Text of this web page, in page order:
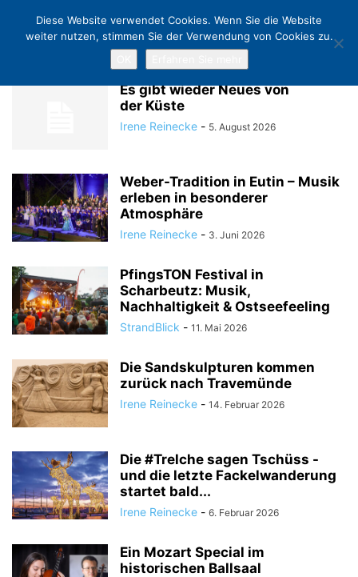
Es gibt wieder Neues von
der Küste
Irene Reinecke - 5. August 2026
Weber-Tradition in Eutin – Musik
erleben in besonderer
Atmosphäre
Irene Reinecke - 3. Juni 2026
PfingsTON Festival in
Scharbeutz: Musik,
Nachhaltigkeit & Ostseefeeling
StrandBlick - 11. Mai 2026
Die Sandskulpturen kommen
zurück nach Travemünde
Irene Reinecke - 14. Februar 2026
Die #Trelche sagen Tschüss -
und die letzte Fackelwanderung
startet bald...
Irene Reinecke - 6. Februar 2026
Ein Mozart Special im
historischen Ballsaal
Diese Website verwendet Cookies. Wenn Sie die Website
weiter nutzen, stimmen Sie der Verwendung von Cookies zu.